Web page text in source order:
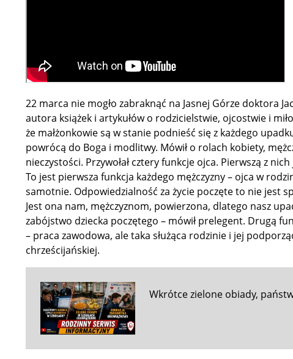
22 marca nie mogło zabraknąć na Jasnej Górze doktora
autora książek i artykułów o rodzicielstwie, ojcostwie i
że małżonkowie są w stanie podnieść się z każdego
powrócą do Boga i modlitwy. Mówił o rolach kobiety,
nieczystości. Przywołał cztery funkcje ojca. Pierwszą z
To jest pierwsza funkcja każdego mężczyzny – ojca w
samotnie. Odpowiedzialność za życie poczęte to nie jest
Jest ona nam, mężczyznom, powierzona, dlatego nasz
zabójstwo dziecka poczętego – mówił prelegent. Drugą
– praca zawodowa, ale taka służąca rodzinie i jej
chrześcijańskiej.
Wkrótce zielone obiady,